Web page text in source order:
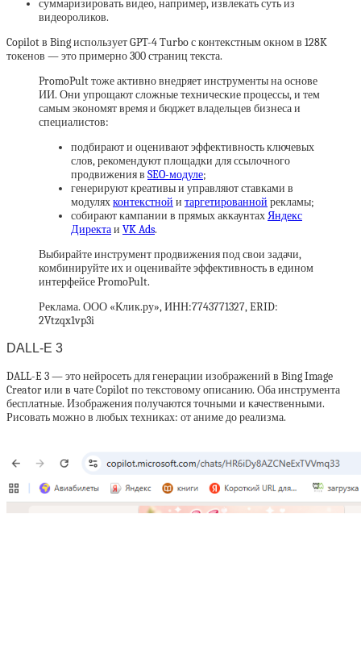
суммаризировать видео, например, извлекать суть из
видеороликов.
Copilot в Bing использует GPT-4 Turbo с контекстным окном в 128K
токенов — это примерно 300 страниц текста.
PromoPult тоже активно внедряет инструменты на основе
ИИ. Они упрощают сложные технические процессы, и тем
самым экономят время и бюджет владельцев бизнеса и
специалистов:
подбирают и оценивают эффективность ключевых
слов, рекомендуют площадки для ссылочного
продвижения в SEO-модуле;
генерируют креативы и управляют ставками в
модуляхконтекстной и таргетированной рекламы;
собирают кампании в прямых аккаунтахЯндекс
Директаи VK Ads.
Выбирайте инструмент продвижения под свои задачи,
комбинируйте их и оценивайте эффективность в едином
интерфейсе PromoPult.
Реклама. ООО «Клик.ру», ИНН:7743771327, ERID:
2Vtzqx1vp3i
DALL-E 3
DALL-E 3 — это нейросеть для генерации изображений в Bing Image
Creator или в чате Copilot по текстовому описанию. Оба инструмента
бесплатные. Изображения получаются точными и качественными.
Рисовать можно в любых техниках: от аниме до реализма.